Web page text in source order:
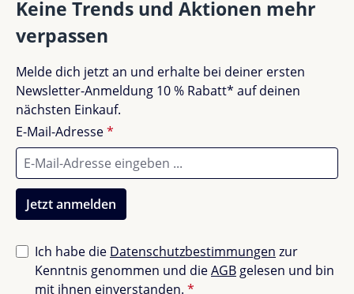
Light direkt neben dem Bett oder in der Leseecke
befestigt werden – immer griffbereit, wenn dein Kind
es braucht.
Drei liebevolle Designs
Das Zoo Light ist in
– so findet jedes Kind seinen ganz persönlichen
Lichtfreund.
Perfekt kombinierbar
Besonders schön in Kombination mit einerZoofamily
Kinderkameraoder denZoofamily Walkie Talkies– für
Keine Bewertungen gefunden. Teile deine
Erfahrungen mit anderen.
Keine Trends und Aktionen mehr
verpassen
Melde dich jetzt an und erhalte bei deiner ersten
Newsletter-Anmeldung 10 % Rabatt* auf deinen
nächsten Einkauf.
E-Mail-Adresse*
Jetzt anmelden
Ich habe die Datenschutzbestimmungen zur
Kenntnis genommen und dieAGB gelesen und bin
mit ihnen einverstanden. *